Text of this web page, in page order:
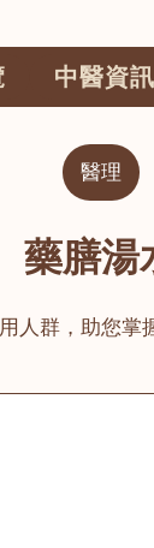
中醫資訊
醫理
藥膳湯
群，助您掌